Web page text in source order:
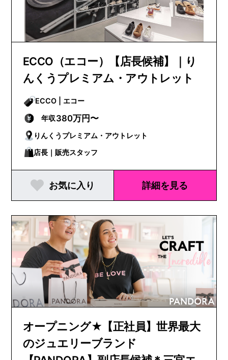
ECCO（エコー）【店長候補】｜り
んくうプレミアム・アウトレット
ECCO | エコー
年収380万円〜
りんくうプレミアム・アウトレット
店長｜販売スタッフ
お気に入り 詳細を見る
オープニング★【正社員】世界最大
のジュエリーブランド